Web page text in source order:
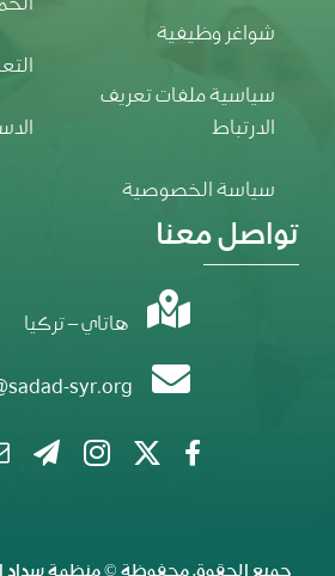
شواغر وظيفية
سياسية ملفات تعريف
الارتباط
سياسة الخصوصية
تواصل معنا
هاتاي – تركيا
syr.org
جميع الحقوق محفوظة © منظمة سداد